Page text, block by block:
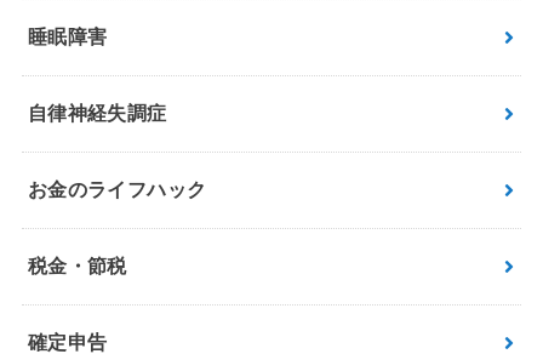
睡眠障害
自律神経失調症
お金のライフハック
税金・節税
確定申告